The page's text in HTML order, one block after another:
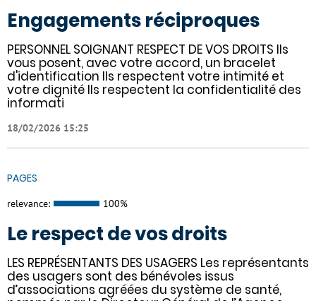
Engagements réciproques
PERSONNEL SOIGNANT RESPECT DE VOS DROITS Ils
vous posent, avec votre accord, un bracelet
d'identification Ils respectent votre intimité et
votre dignité Ils respectent la confidentialité des
informati
18/02/2026 15:25
PAGES
relevance: 100%
Le respect de vos droits
LES REPRÉSENTANTS DES USAGERS Les représentants
des usagers sont des bénévoles issus
d’associations agréées du système de santé,